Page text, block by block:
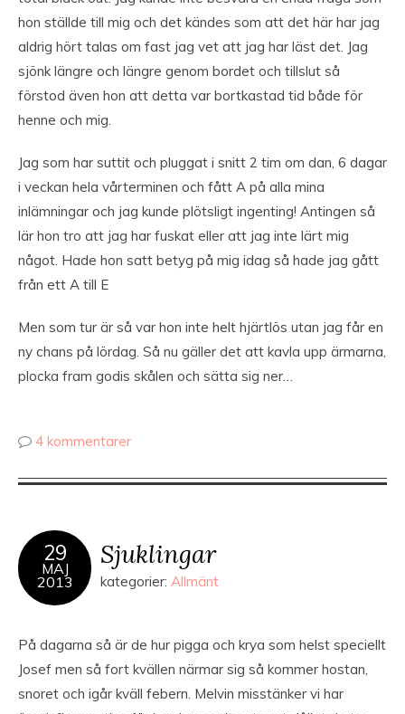
hon ställde till mig och det kändes som att det här har jag
aldrig hört talas om fast jag vet att jag har läst det. Jag
sjönk längre och längre genom bordet och tillslut så
förstod även hon att detta var bortkastad tid både för
henne och mig.
Jag som har suttit och pluggat i snitt 2 tim om dan, 6 dagar
i veckan hela vårterminen och fått A på alla mina
inlämningar och jag kunde plötsligt ingenting! Antingen så
lär hon tro att jag har fuskat eller att jag inte lärt mig
något. Hade hon satt betyg på mig idag så hade jag gått
från ett A till E
Men som tur är så var hon inte helt hjärtlös utan jag får en
ny chans på lördag. Så nu gäller det att kavla upp ärmarna,
plocka fram godis skålen och sätta sig ner…
4 kommentarer
29
MAJ
2013
Sjuklingar
kategorier: Allmänt
På dagarna så är de hur pigga och krya som helst speciellt
Josef men så fort kvällen närmar sig så kommer hostan,
snoret och igår kväll febern. Melvin misstänker vi har